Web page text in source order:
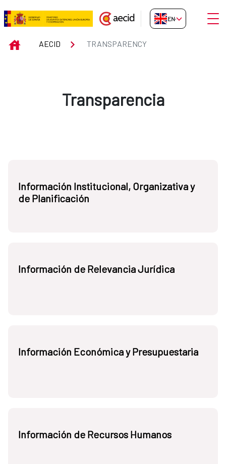
Skip to Main Content
Transparency
EN-GB
INICIOAECID TRANSPARENCY
Transparencia
Información Institucional, Organizativa y
de Planificación
Información de Relevancia Jurídica
Información Económica y Presupuestaria
Información de Recursos Humanos